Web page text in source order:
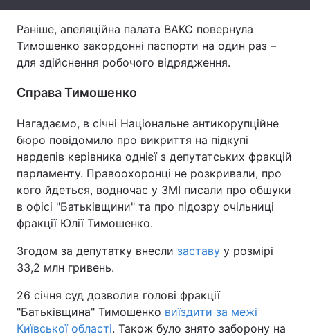
Послуги
Тема оформлення
Раніше, апеляційна палата ВАКС повернула
Тимошенко закордонні паспорти на один раз –
для здійснення робочого відрядження.
Справа Тимошенко
Нагадаємо, в січні Національне антикорупційне
бюро повідомило про викриття на підкупі
нардепів керівника однієї з депутатських фракцій
парламенту. Правоохоронці не розкривали, про
кого йдеться, водночас у ЗМІ писали про обшуки
в офісі "Батьківщини" та про підозру очільниці
фракції Юлії Тимошенко.
Згодом за депутатку внесли заставу у розмірі
33,2 млн гривень.
26 січня суд дозволив голові фракції
"Батьківщина" Тимошенко виїздити за межі
Київської області. Також було знято заборону на